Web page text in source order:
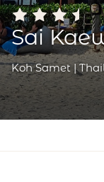
Sai
Koh Samet |